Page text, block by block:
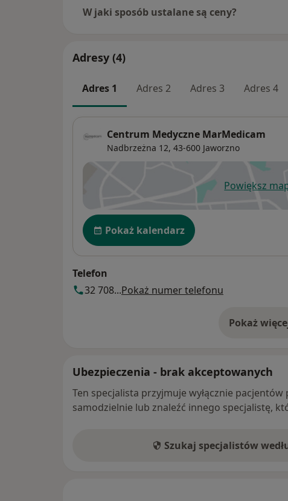
W jaki sposób ustalane są ceny?
Adresy (4)
Adres 1 Adres 2 Adres 3 Adres 4
Centrum Medyczne MarMedicam
Nadbrzeżna 12, 43-600 Jaworzno
Powiększ
Dostępność
Pokaż kalendarz
Telefon
32 708...Pokaż numer telefonu
Pokażo
Ubezpieczenia - brak akceptowanych
Ten specjalista przyjmuje wyłącznie
samodzielnie lub znaleźć innego specjalistę,
Szukaj specjalistów